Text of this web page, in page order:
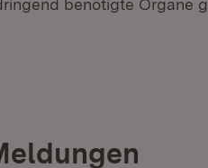
benötigte Organe